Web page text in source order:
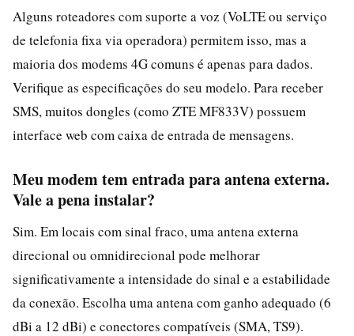
Alguns roteadores com suporte a voz (VoLTE ou serviço
de telefonia fixa via operadora) permitem isso, mas a
maioria dos modems 4G comuns é apenas para dados.
Verifique as especificações do seu modelo. Para receber
SMS, muitos dongles (como ZTE MF833V) possuem
interface web com caixa de entrada de mensagens.
Meu modem tem entrada para antena externa.
Vale a pena instalar?
Sim. Em locais com sinal fraco, uma antena externa
direcional ou omnidirecional pode melhorar
significativamente a intensidade do sinal e a estabilidade
da conexão. Escolha uma antena com ganho adequado (6
dBi a 12 dBi) e conectores compatíveis (SMA, TS9).